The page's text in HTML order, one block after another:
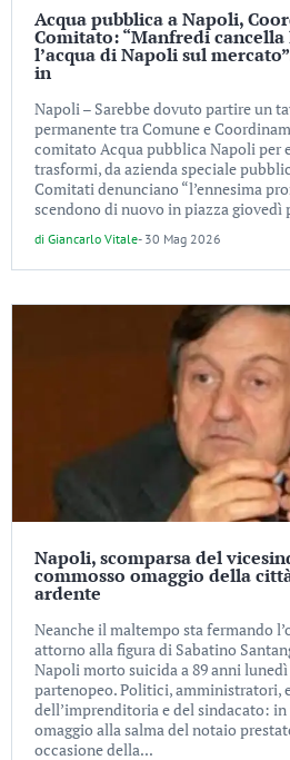
Acqua pubblica a Napoli,
Comitato: “Manfredi cancella
l’acqua di Napoli sul
in
Napoli – Sarebbe dovuto partire un
permanente tra Comune e
comitato Acqua pubblica Napoli per
trasformi, da azienda speciale
Comitati denunciano “l’ennesima
scendono di nuovo in piazza giovedì
di Giancarlo Vitale- 30 Mag 2026
Napoli, scomparsa del
commosso omaggio della
ardente
Neanche il maltempo sta fermando
attorno alla figura di Sabatino
Napoli morto suicida a 89 anni
partenopeo. Politici, amministratori,
dell’imprenditoria e del sindacato:
omaggio alla salma del notaio
occasione della...